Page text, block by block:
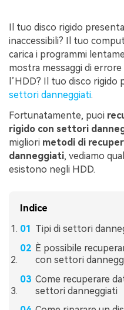
Il tuo disco rigido
inaccessibili? Il tuo
carica i programmi
mostra messaggi di
l’HDD? Il tuo disco
settori danneggiati.
Fortunatamente, puoi
rigido con settori
migliori metodi di
danneggiati, vediamo
esistono negli HDD.
Indice
Tipi di settori
È possibile
con settori
Come recuperare
settori danneggiati